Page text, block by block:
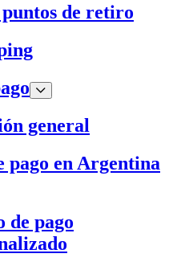
de retiro
general
pago en Argentina
de pago